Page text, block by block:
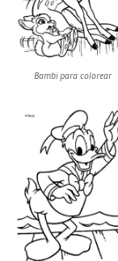
Bambi para colorear